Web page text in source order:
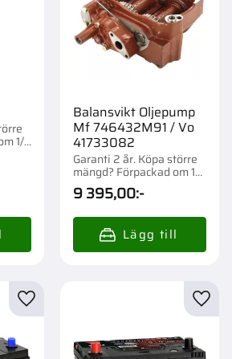
1/4
Balansvikt Oljepump
Mf 746432M91 / Vo
41733082
Garanti 2 år. Köpa större
mängd? Förpackad om 1
st.
9 395,00:-
Lägg till i favoriter